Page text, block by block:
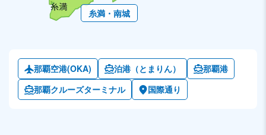
糸満・南城
那覇空港(OKA) 泊港（とまりん）
那覇港
那覇クルーズターミナル
国際通り